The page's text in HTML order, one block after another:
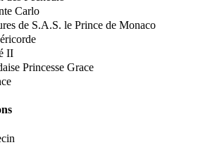
Carlo
de S.A.S. le Prince de Monaco
II
Princesse Grace